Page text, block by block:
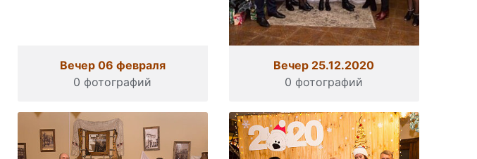
Вечер 06 февраля
0 фотографий
Вечер 25.12.2020
0 фотографий